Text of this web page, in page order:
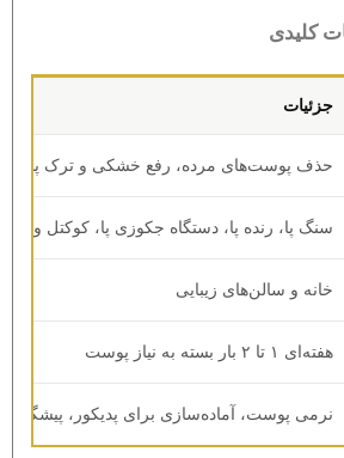
کلیدی
جزئیات
حذف پوست‌های مرده، رفع خشکی و ترک پا،
سنگ پا، رنده پا، دستگاه جکوزی پا، کوکتل و
خانه و سالن‌های زیبایی
هفته‌ای ۱ تا ۲ بار بسته به نیاز پوست
نرمی پوست، آماده‌سازی برای پدیکور، پیشگیری